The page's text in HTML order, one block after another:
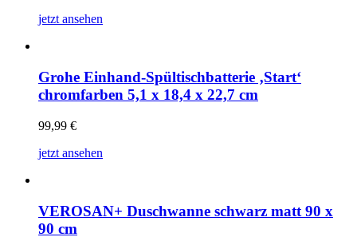
jetzt ansehen
Grohe Einhand-Spültischbatterie ‚Start‘
chromfarben 5,1 x 18,4 x 22,7 cm
99,99 €
jetzt ansehen
VEROSAN+ Duschwanne schwarz matt 90 x
90 cm